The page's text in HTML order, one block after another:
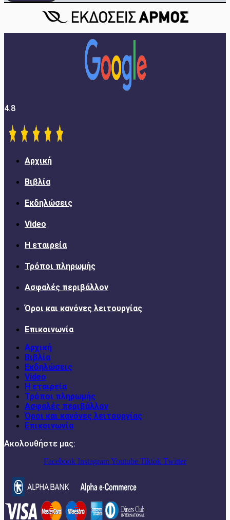
4.8
Αρχική
Βιβλία
Εκδηλώσεις
Video
Η εταιρεία
Τρόποι πληρωμής
Ασφαλές περιβάλλον
Όροι και κανόνες λειτουργίας
Επικοινωνία
Αρχική
Βιβλία
Εκδηλώσεις
Video
Η εταιρεία
Τρόποι πληρωμής
Ασφαλές περιβάλλον
Όροι και κανόνες λειτουργίας
Επικοινωνία
Ακολουθήστε μας:
Facebook InstagramYoutube Tiktok Twitter